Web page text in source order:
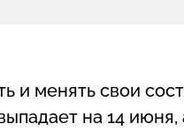
и менять свои
на 14 июня,